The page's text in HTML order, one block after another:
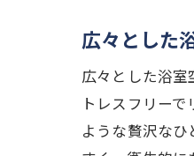
広々とした
広々とした浴
トレスフリー
ような贅沢な